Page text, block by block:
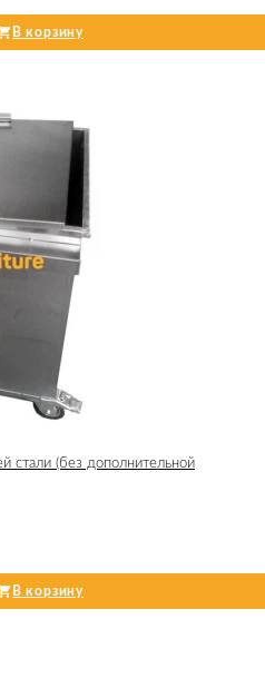
В корзину
стали (без дополнительной
В корзину